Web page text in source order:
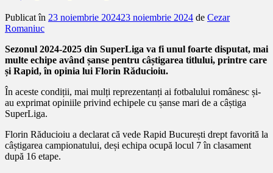
Publicat în 23 noiembrie 202423 noiembrie 2024 de Cezar
Romaniuc
Sezonul 2024-2025 din SuperLiga va fi unul foarte disputat, mai
multe echipe având șanse pentru câștigarea titlului, printre care
și Rapid, în opinia lui Florin Răducioiu.
În aceste condiții, mai mulți reprezentanți ai fotbalului românesc și-
au exprimat opiniile privind echipele cu șanse mari de a câștiga
SuperLiga.
Florin Răducioiu a declarat că vede Rapid București drept favorită la
câștigarea campionatului, deși echipa ocupă locul 7 în clasament
după 16 etape.